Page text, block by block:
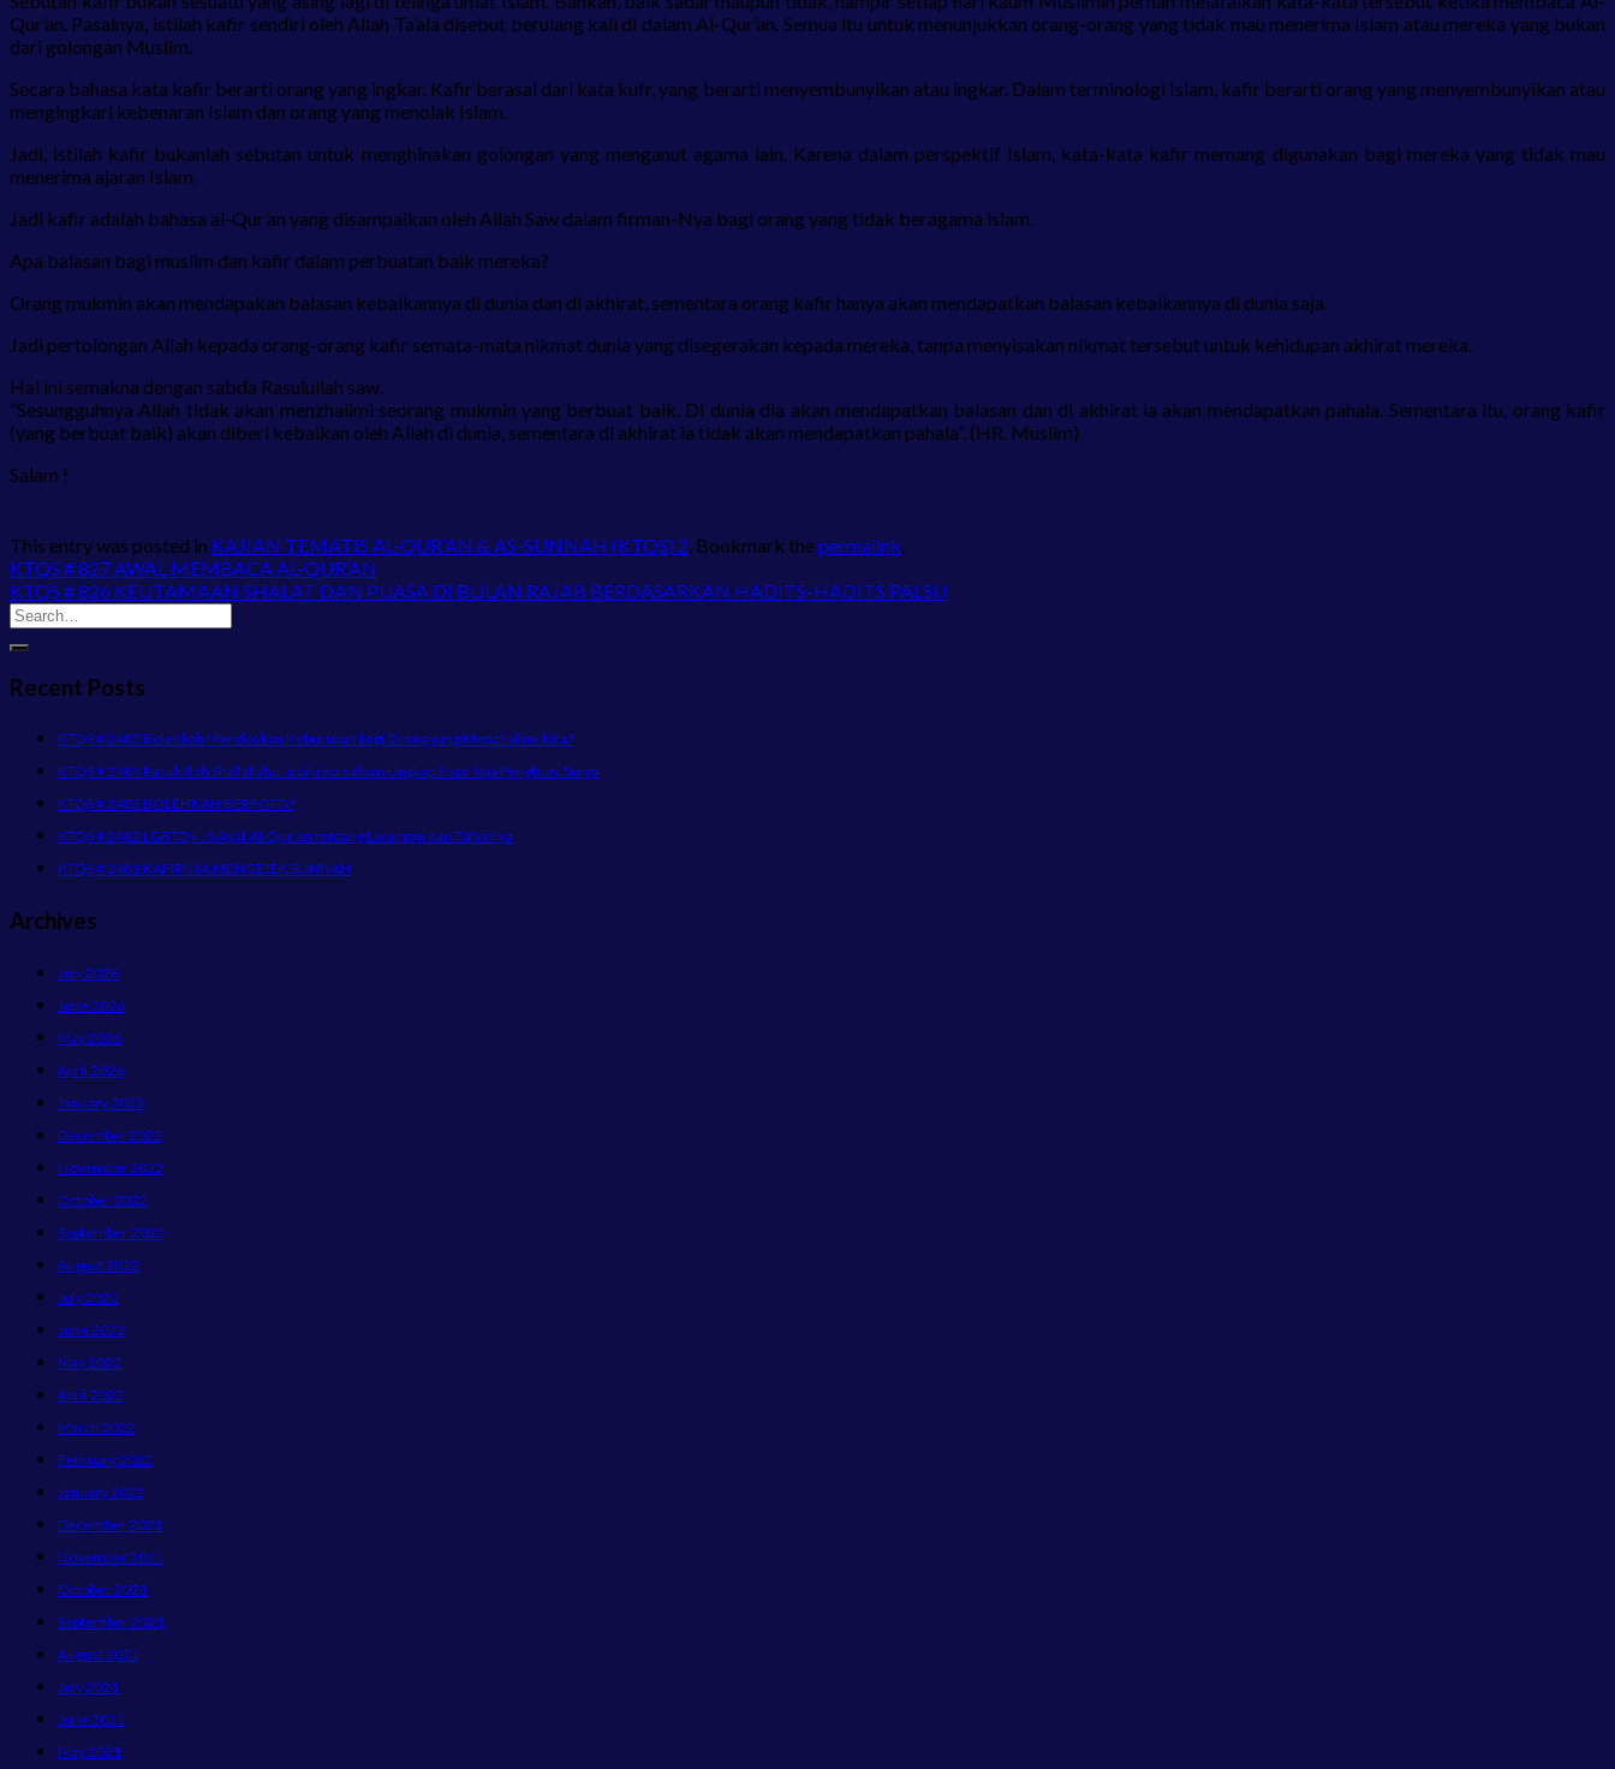
Qur’an. Pasalnya, istilah kafir sendiri oleh Allah Ta’ala disebut berulang kali di dalam Al-Qur’an. Semua itu untuk menunjukkan orang-orang yang tidak mau menerima Islam atau mereka yang bukan
dari golongan Muslim.
Secara bahasa kata kafir berarti orang yang ingkar. Kafir berasal dari kata kufr, yang berarti menyembunyikan atau ingkar. Dalam terminologi Islam, kafir berarti orang yang menyembunyikan atau
mengingkari kebenaran Islam dan orang yang menolak Islam.
Jadi, istilah kafir bukanlah sebutan untuk menghinakan golongan yang menganut agama lain. Karena dalam perspektif Islam, kata-kata kafir memang digunakan bagi mereka yang tidak mau
menerima ajaran Islam.
Jadi kafir adalah bahasa al-Qur’an yang disampaikan oleh Allah Saw dalam firman-Nya bagi orang yang tidak beragama islam.
Apa balasan bagi muslim dan kafir dalam perbuatan baik mereka?
Orang mukmin akan mendapakan balasan kebaikannya di dunia dan di akhirat, sementara orang kafir hanya akan mendapatkan balasan kebaikannya di dunia saja.
Jadi pertolongan Allah kepada orang-orang kafir semata-mata nikmat dunia yang disegerakan kepada mereka, tanpa menyisakan nikmat tersebut untuk kehidupan akhirat mereka.
Hal ini semakna dengan sabda Rasulullah saw,
“Sesungguhnya Allah tidak akan menzhalimi seorang mukmin yang berbuat baik. Di dunia dia akan mendapatkan balasan dan di akhirat ia akan mendapatkan pahala. Sementara itu, orang kafir
(yang berbuat baik) akan diberi kebaikan oleh Allah di dunia, sementara di akhirat ia tidak akan mendapatkan pahala”. (HR. Muslim)
Salam !
This entry was posted in KAJIAN TEMATIS AL-QUR’AN & AS-SUNNAH (KTQS) 2. Bookmark thepermalink.
KTQS # 827 AWAL MEMBACA AL-QUR’AN
KTQS # 826 KEUTAMAAN SHALAT DAN PUASA DI BULAN RAJAB BERDASARKAN HADITS-HADITS PALSU
Recent Posts
KTQS # 2485 Bolehkah Mendoakan Keburukan bagi Orang yang Menzhalimi Kita?
KTQS # 2484 Rasulullah Shallallahu ‘alaihi wa sallam Ungkap Siapa Saja Penghuni Surga
KTQS # 2483 BOLEHKAH BERFOTO?
KTQS # 2482 LGBTQ+ : 6 Ayat Al-Qur’an tentang Larangan dan Tafsirnya
KTQS # 2481 KAFIRNYA MENGEJEK SUNNAH
Archives
July 2026
June 2026
May 2026
April 2026
January 2023
December 2022
November 2022
October 2022
September 2022
August 2022
July 2022
June 2022
May 2022
April 2022
March 2022
February 2022
January 2022
December 2021
November 2021
October 2021
September 2021
August 2021
July 2021
June 2021
May 2021